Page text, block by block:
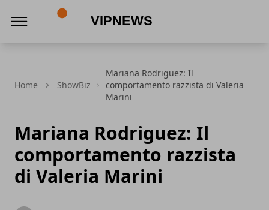
Home ShowBiz
Mariana Rodriguez: Il
comportamento razzista di Valeria
Marini
Mariana Rodriguez: Il
comportamento razzista
di Valeria Marini